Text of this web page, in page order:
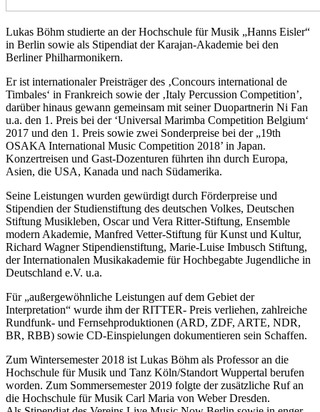
Lukas Böhm studierte an der Hochschule für Musik „Hanns Eisler“
in Berlin sowie als Stipendiat der Karajan-Akademie bei den
Berliner Philharmonikern.
Er ist internationaler Preisträger des ‚Concours international de
Timbales‘ in Frankreich sowie der ‚Italy Percussion Competition’,
darüber hinaus gewann gemeinsam mit seiner Duopartnerin Ni Fan
u.a. den 1. Preis bei der ‘Universal Marimba Competition Belgium‘
2017 und den 1. Preis sowie zwei Sonderpreise bei der „19th
OSAKA International Music Competition 2018’ in Japan.
Konzertreisen und Gast-Dozenturen führten ihn durch Europa,
Asien, die USA, Kanada und nach Südamerika.
Seine Leistungen wurden gewürdigt durch Förderpreise und
Stipendien der Studienstiftung des deutschen Volkes, Deutschen
Stiftung Musikleben, Oscar und Vera Ritter-Stiftung, Ensemble
modern Akademie, Manfred Vetter-Stiftung für Kunst und Kultur,
Richard Wagner Stipendienstiftung, Marie-Luise Imbusch Stiftung,
der Internationalen Musikakademie für Hochbegabte Jugendliche in
Deutschland e.V. u.a.
Für „außergewöhnliche Leistungen auf dem Gebiet der
Interpretation“ wurde ihm der RITTER- Preis verliehen, zahlreiche
Rundfunk- und Fernsehproduktionen (ARD, ZDF, ARTE, NDR,
BR, RBB) sowie CD-Einspielungen dokumentieren sein Schaffen.
Zum Wintersemester 2018 ist Lukas Böhm als Professor an die
Hochschule für Musik und Tanz Köln/Standort Wuppertal berufen
worden. Zum Sommersemester 2019 folgte der zusätzliche Ruf an
die Hochschule für Musik Carl Maria von Weber Dresden.